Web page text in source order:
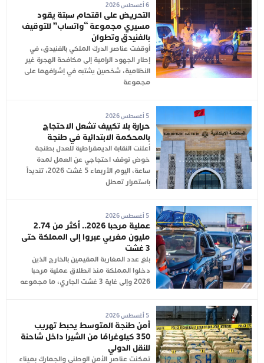
6 أغسطس 2026
التحريض على اقتحام سبتة يقود
مسيري مجموعة “واتساب” للتوقيف
بالفنيدق وتطوان
أوقفت عناصر الدرك الملكي بالفنيدق، في
إطار الجهود الرامية إلى مكافحة الهجرة غير
النظامية، شخصين يشتبه في إشرافهما على
مجموعة
5 أغسطس 2026
حرارة بلا تكييف تشعل الاحتجاج
بالمحكمة الابتدائية في طنجة
أعلنت النقابة الديمقراطية للعدل بطنجة
خوض توقف احتجاجي عن العمل لمدة
ساعة، اليوم الأربعاء 5 غشت 2026، تنديداً
باستمرار تعطل
5 أغسطس 2026
عملية مرحبا 2026.. أكثر من 2.74
مليون مغربي عبروا إلى المملكة حتى
3 غشت
بلغ عدد المغاربة المقيمين بالخارج الذين
دخلوا المملكة منذ انطلاق عملية مرحبا
2026 وإلى غاية 3 غشت الجاري، ما مجموعه
5 أغسطس 2026
أمن طنجة المتوسط يحبط تهريب
350 كيلوغرامًا من الشيرا داخل شاحنة
للنقل الدولي
تمكنت عناصر الأمن الوطني والجمارك بميناء